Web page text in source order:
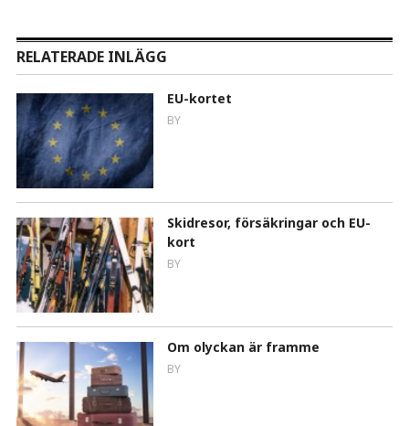
RELATERADE INLÄGG
EU-kortet
BY
Skidresor, försäkringar och EU-
kort
BY
Om olyckan är framme
BY